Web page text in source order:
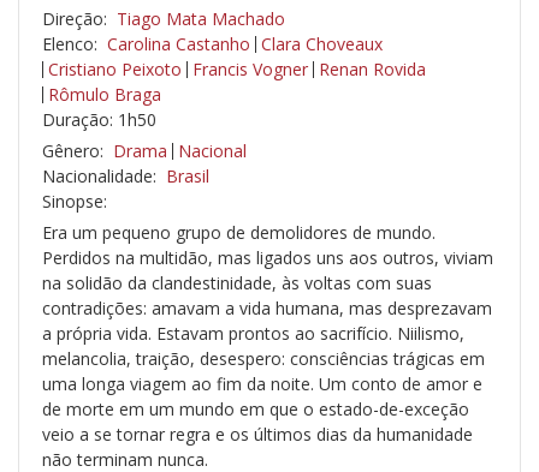
Direção: Tiago Mata Machado
Elenco: Carolina Castanho Clara Choveaux
Cristiano Peixoto Francis Vogner Renan Rovida
Rômulo Braga
Duração: 1h50
Gênero: Drama Nacional
Nacionalidade: Brasil
Sinopse:
Era um pequeno grupo de demolidores de mundo.
Perdidos na multidão, mas ligados uns aos outros, viviam
na solidão da clandestinidade, às voltas com suas
contradições: amavam a vida humana, mas desprezavam
a própria vida. Estavam prontos ao sacrifício. Niilismo,
melancolia, traição, desespero: consciências trágicas em
uma longa viagem ao fim da noite. Um conto de amor e
de morte em um mundo em que o estado-de-exceção
veio a se tornar regra e os últimos dias da humanidade
não terminam nunca.